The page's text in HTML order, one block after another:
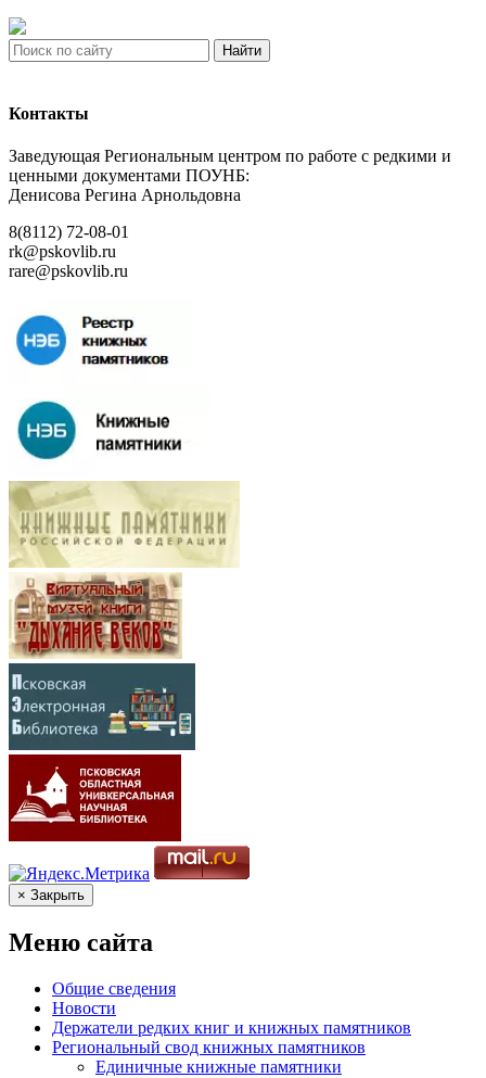
Найти
Контакты
Заведующая Региональным центром по работе с редкими и
ценными документами ПОУНБ:
Денисова Регина Арнольдовна
8(8112) 72-08-01
rk@pskovlib.ru
rare@pskovlib.ru
× Закрыть
Меню сайта
Общие сведения
Новости
Держатели редких книг и книжных памятников
Региональный свод книжных памятников
Единичные книжные памятники